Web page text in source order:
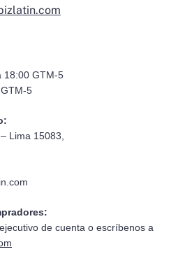
18:00 GTM-5
5
Lima 15083,
de cuenta o escríbenos a